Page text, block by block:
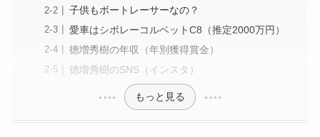
子供もボートレーサーなの？
愛車はシボレーコルベットC8（推定2000万円）
徳増秀樹の年収（年別獲得賞金）
徳増秀樹のSNS（インスタ）
もっと見る